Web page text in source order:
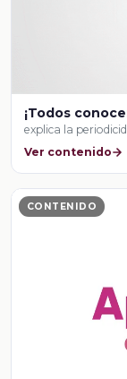
¡Todos
explica la
Ver contenido
CONTENIDO